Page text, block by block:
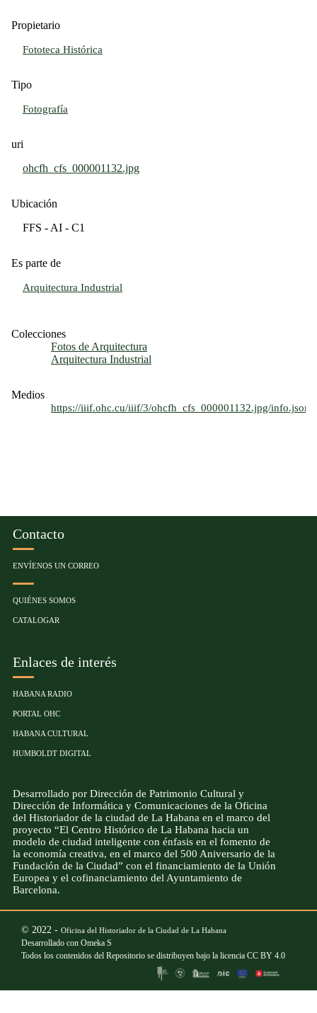
Propietario
Fototeca Histórica
Tipo
Fotografía
uri
ohcfh_cfs_000001132.jpg
Ubicación
FFS - AI - C1
Es parte de
Arquitectura Industrial
Colecciones
Fotos de Arquitectura
Arquitectura Industrial
Medios
https://iiif.ohc.cu/iiif/3/ohcfh_cfs_000001132.jpg/info.json
Contacto
ENVÍENOS UN CORREO
QUIÉNES SOMOS
CATALOGAR
Enlaces de interés
HABANA RADIO
PORTAL OHC
HABANA CULTURAL
HUMBOLDT DIGITAL
Desarrollado por Dirección de Patrimonio Cultural y
Dirección de Informática y Comunicaciones de la Oficina
del Historiador de la ciudad de La Habana en el marco del
proyecto “El Centro Histórico de La Habana hacia un
modelo de ciudad inteligente con énfasis en el fomento de
la economía creativa, en el marco del 500 Aniversario de la
Fundación de la Ciudad” con el financiamiento de la Unión
Europea y el cofinanciamiento del Ayuntamiento de
Barcelona.
© 2022 - Oficina del Historiador de la Ciudad de La Habana
Desarrollado con Omeka S
Todos los contenidos del Repositorio se distribuyen bajo la licencia CC BY 4.0